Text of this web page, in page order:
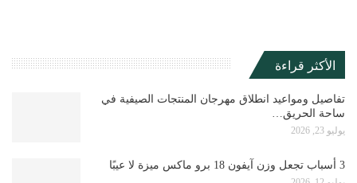
الأكثر قراءة
تفاصيل ومواعيد انطلاق مهرجان المنتجات الصيفية في
ساحة الحريق…
يوليو 23, 2026
3 أسباب تجعل وزن آيفون 18 برو ماكس ميزة لا عيبًا